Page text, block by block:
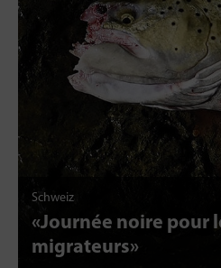
Schweiz
«Journée noire pour
migrateurs»